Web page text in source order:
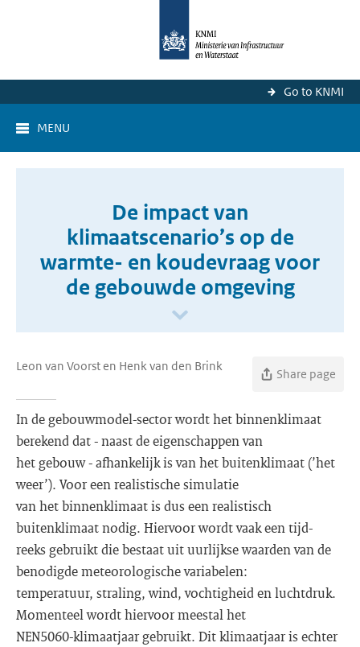
Go to KNMI
MENU
De impact van
klimaatscenario’s op de
warmte- en koudevraag voor
de gebouwde omgeving
Leon van Voorst en Henk van den Brink
Share page
In de gebouwmodel-sector wordt het binnenklimaat
berekend dat - naast de eigenschappen van
het gebouw - afhankelijk is van het buitenklimaat (’het
weer’). Voor een realistische simulatie
van het binnenklimaat is dus een realistisch
buitenklimaat nodig. Hiervoor wordt vaak een tijd-
reeks gebruikt die bestaat uit uurlijkse waarden van de
benodigde meteorologische variabelen:
temperatuur, straling, wind, vochtigheid en luchtdruk.
Momenteel wordt hiervoor meestal het
NEN5060-klimaatjaar gebruikt. Dit klimaatjaar is echter